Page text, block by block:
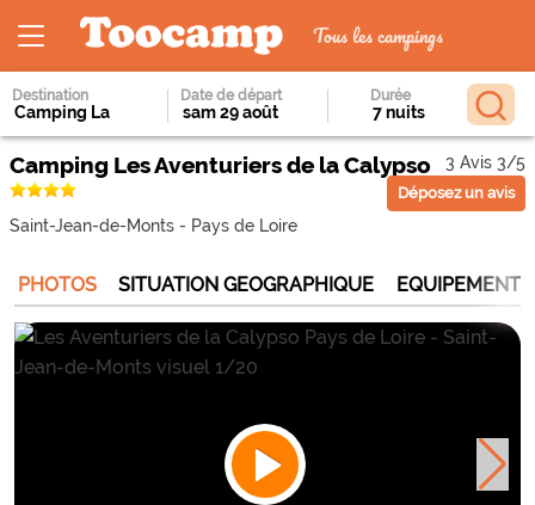
Tous les campings
Destination Date de départ Durée
Camping Les Aventuriers de la Calypso
Saint-Jean-de-Monts - Pays de Loire
3 Avis 3/5
Déposez un avis
PHOTOS SITUATION GEOGRAPHIQUE